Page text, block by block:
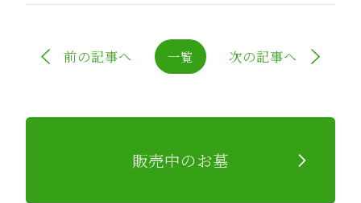
前の記事へ 一覧 次の記事へ
販売中のお墓